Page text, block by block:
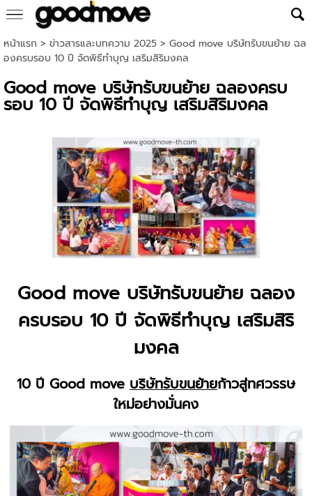
หน้าแรก > ข่าวสารและบทความ 2025> Good move บริษัทรับขนย้าย ฉล
องครบรอบ 10 ปี จัดพิธีทำบุญ เสริมสิริมงคล
Good move บริษัทรับขนย้าย ฉลองครบ
รอบ 10 ปี จัดพิธีทำบุญ เสริมสิริมงคล
Good move บริษัทรับขนย้าย ฉลอง
ครบรอบ 10 ปี จัดพิธีทำบุญ เสริมสิริ
มงคล
10 ปี Good move บริษัทรับขนย้ายก้าวสู่ทศวรรษ
ใหม่อย่างมั่นคง